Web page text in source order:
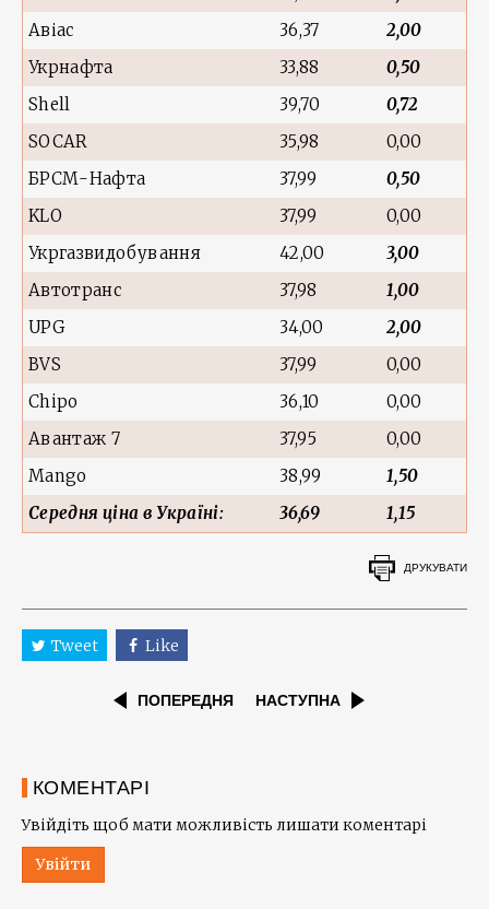
Авіас
36,37
2,00
Укрнафта
33,88
0,50
Shell
39,70
0,72
SOCAR
35,98
0,00
БРСМ-Нафта
37,99
0,50
KLO
37,99
0,00
Укргазвидобування
42,00
3,00
Автотранс
37,98
1,00
UPG
34,00
2,00
BVS
37,99
0,00
Chipo
36,10
0,00
Авантаж 7
37,95
0,00
Mango
38,99
1,50
Середня ціна в Україні: 36,69 1,15
ДРУКУВАТИ
Tweet Like
ПОПЕРЕДНЯ НАСТУПНА
КОМЕНТАРІ
Увійдіть щоб мати можливість лишати коментарі
Увійти